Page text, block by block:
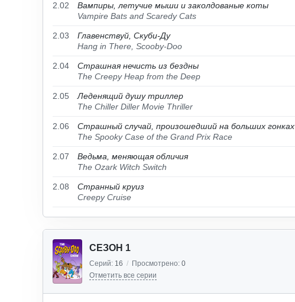
2.02
Вампиры, летучие мыши и заколдованые коты
Vampire Bats and Scaredy Cats
2.03
Главенствуй, Скуби-Ду
Hang in There, Scooby-Doo
2.04
Страшная нечисть из бездны
The Creepy Heap from the Deep
2.05
Леденящий душу триллер
The Chiller Diller Movie Thriller
2.06
Страшный случай, произошедший на больших гонках
The Spooky Case of the Grand Prix Race
2.07
Ведьма, меняющая обличия
The Ozark Witch Switch
2.08
Странный круиз
Creepy Cruise
СЕЗОН 1
Серий: 16 / Просмотрено: 0
Отметить все серии